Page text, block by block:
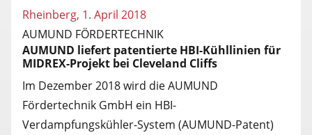
Rheinberg, 1. April 2018
AUMUND FÖRDERTECHNIK
AUMUND liefert patentierte HBI-Kühllinien für
MIDREX-Projekt bei Cleveland Cliffs
Im Dezember 2018 wird die AUMUND
Fördertechnik GmbH ein HBI-
Verdampfungskühler-System (AUMUND-Patent)